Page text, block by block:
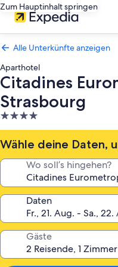
Zum Hauptinhalt springen
Alle Unterkünfte anzeigen
Aparthotel
Citadines
Strasbourg
4.0-
Sterne-
Unterkunft
Wähle deine Daten,
Wo soll’s hingehen?
Daten
Gäste